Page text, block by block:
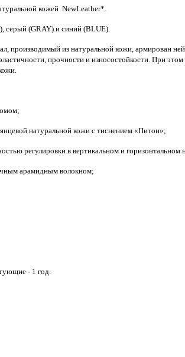
кожей NewLeather*.
), серый (GRAY) и синий (BLUE).
производимый из натуральной кожи, армирован
прочности и износостойкости. При
натуральной кожи с тиснением «Питон»;
регулировки в вертикальном и
арамидным волокном;
- 1 год.